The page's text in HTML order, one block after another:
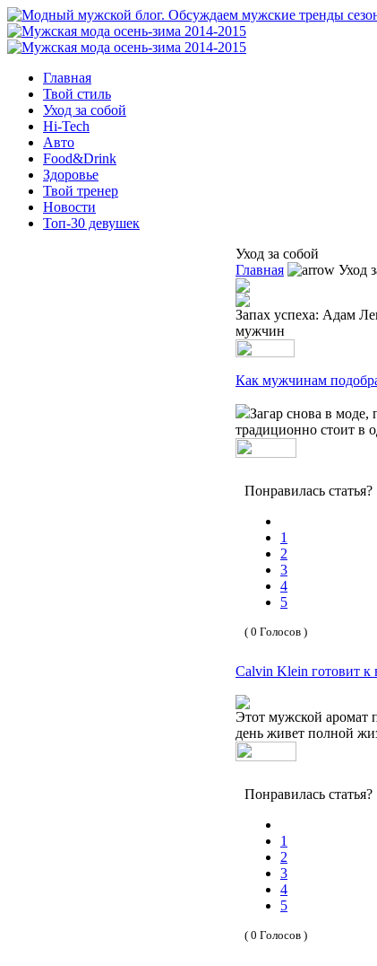
Главная
Твой стиль
Уход за собой
Hi-Tech
Авто
Food&Drink
Здоровье
Твой тренер
Новости
Топ-30 девушек
Уход за собой
Главная
Уход
Запах успеха: Адам
мужчин
Как мужчинам
Загар снова в
традиционно стоит в
Понравилась статья?
1
2
3
4
5
( 0 Голосов )
Calvin Klein готовит
Этот мужской аромат
день живет полной
Понравилась статья?
1
2
3
4
5
( 0 Голосов )